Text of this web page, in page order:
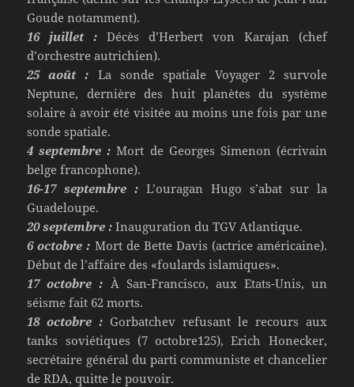
Goude notamment).
16 juillet :
Décès d’Herbert von Karajan (chef
d’orchestre autrichien).
25 août : La sonde spatiale Voyager 2 survole
Neptune, dernière des huit planètes du système
solaire à avoir été visitée au moins une fois par une
sonde spatiale.
4 septembre : Mort de Georges Simenon (écrivain
belge francophone).
16-17 septembre : L’ouragan Hugo s’abat sur la
Guadeloupe.
20 septembre : Inauguration du TGV Atlantique.
6 octobre : Mort de Bette Davis (actrice américaine).
Début de l’affaire des «foulards islamiques».
17 octobre : À San-Francisco, aux Etats-Unis, un
séisme fait 62 morts.
18 octobre : Gorbatchev refusant le recours aux
tanks soviétiques (7 octobre125), Erich Honecker,
secrétaire général du parti communiste et chancelier
de RDA, quitte le pouvoir.